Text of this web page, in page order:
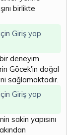
birlikte
Giriş yap
deneyim
Göcek'in doğal
sağlamaktadır.
Giriş yap
sakin yapısını